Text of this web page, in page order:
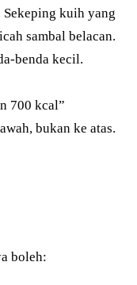
kuih yang
sambal belacan.
benda kecil.
700 kcal”
bukan ke atas.
boleh: